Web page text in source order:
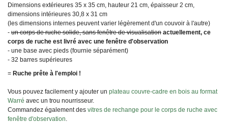
Dimensions extérieures 35 x 35 cm, hauteur 21 cm, épaisseur 2 cm,
dimensions intérieures 30,8 x 31 cm
(les dimensions internes peuvent varier légèrement d'un couvoir à l'autre)
- un corps de ruche solide, sans fenêtre de visualisation actuellement, ce
corps de ruche est livré avec une fenêtre d'observation
- une base avec pieds (fournie séparément)
- 32 barres supérieures
= Ruche prête à l'emploi !
Vous pouvez facilement y ajouter un plateau couvre-cadre en bois au format
Warré avec un trou nourrisseur.
Commandez également des vitres de rechange pour le corps de ruche avec
fenêtre d'observation